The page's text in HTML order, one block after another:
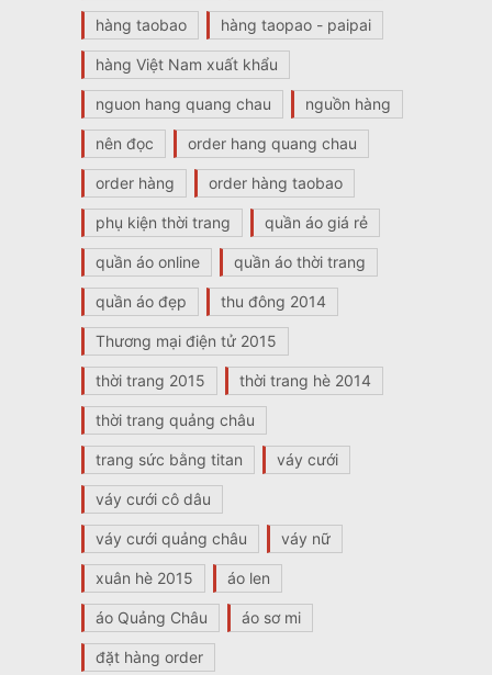
hàng taobao hàng taopao - paipai
hàng Việt Nam xuất khẩu
nguon hang quang chau nguồn hàng
nên đọc order hang quang chau
order hàng order hàng taobao
phụ kiện thời trang quần áo giá rẻ
quần áo online quần áo thời trang
quần áo đẹp thu đông 2014
Thương mại điện tử 2015
thời trang 2015 thời trang hè 2014
thời trang quảng châu
trang sức bằng titan váy cưới
váy cưới cô dâu
váy cưới quảng châu váy nữ
xuân hè 2015 áo len
áo Quảng Châu áo sơ mi
đặt hàng order